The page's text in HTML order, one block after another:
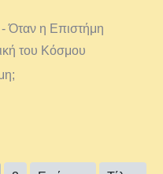
Όταν η Επιστήμη
του Κόσμου